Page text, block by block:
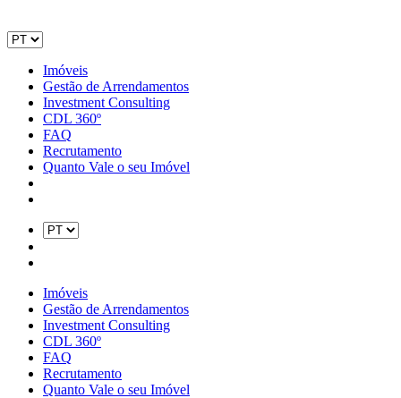
Imóveis
Gestão de Arrendamentos
Investment Consulting
CDL 360º
FAQ
Recrutamento
Quanto Vale o seu Imóvel
Imóveis
Gestão de Arrendamentos
Investment Consulting
CDL 360º
FAQ
Recrutamento
Quanto Vale o seu Imóvel